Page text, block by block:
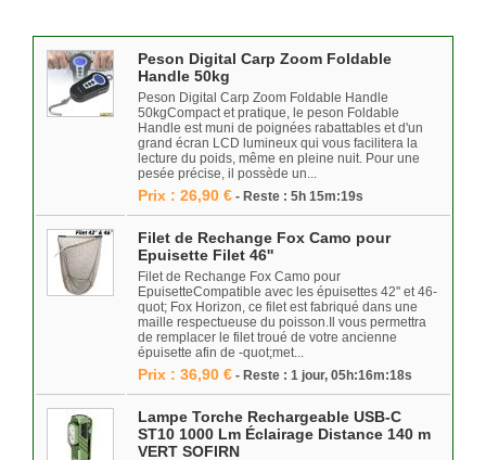
Peson Digital Carp Zoom Foldable
Handle 50kg
Peson Digital Carp Zoom Foldable Handle
50kgCompact et pratique, le peson Foldable
Handle est muni de poignées rabattables et d'un
grand écran LCD lumineux qui vous facilitera la
lecture du poids, même en pleine nuit. Pour une
pesée précise, il possède un...
Prix : 26,90 € - Reste : 5h 15m:19s
Filet de Rechange Fox Camo pour
Epuisette Filet 46''
Filet de Rechange Fox Camo pour
EpuisetteCompatible avec les épuisettes 42'' et 46-
quot; Fox Horizon, ce filet est fabriqué dans une
maille respectueuse du poisson.Il vous permettra
de remplacer le filet troué de votre ancienne
épuisette afin de -quot;met...
Prix : 36,90 € - Reste : 1 jour, 05h:16m:18s
Lampe Torche Rechargeable USB-C
ST10 1000 Lm Éclairage Distance 140 m
VERT SOFIRN